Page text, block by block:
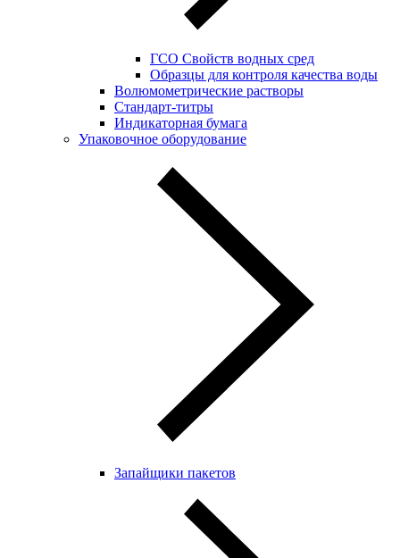
ГСО Свойств водных сред
Образцы для контроля качества воды
Волюмометрические растворы
Стандарт-титры
Индикаторная бумага
Упаковочное оборудование
Запайщики пакетов